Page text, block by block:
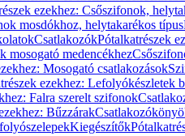
ezekhez: Csőszifonok,
mosdókhoz, helytakarékos típus
CsatlakozókPótalkatrészek
mosogató medencékhez
Mosogató csatlakozások
ezekhez: Lefolyókészletek
Falra szerelt szifonok
Bűzzárak
Kiegészítők